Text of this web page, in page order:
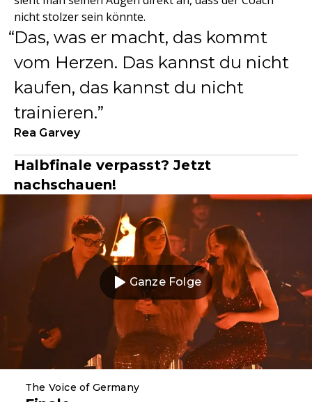
nicht stolzer sein könnte.
Das, was er macht, das kommt
vom Herzen. Das kannst du nicht
kaufen, das kannst du nicht
trainieren.
Rea Garvey
Halbfinale verpasst? Jetzt
nachschauen!
Ganze Folge
The Voice of Germany